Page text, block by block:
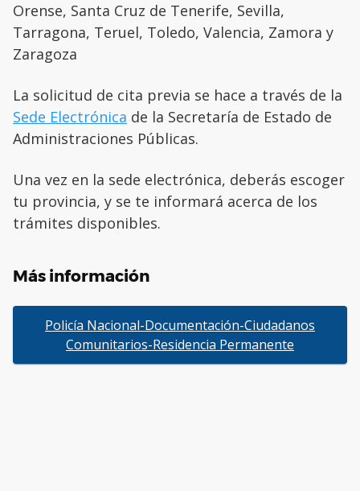
Orense, Santa Cruz de Tenerife, Sevilla,
Tarragona, Teruel, Toledo, Valencia, Zamora y
Zaragoza
La solicitud de cita previa se hace a través de la
Sede Electrónica de la Secretaría de Estado de
Administraciones Públicas.
Una vez en la sede electrónica, deberás escoger
tu provincia, y se te informará acerca de los
trámites disponibles.
Más información
Policía Nacional-Documentación-Ciudadanos
Comunitarios-Residencia Permanente